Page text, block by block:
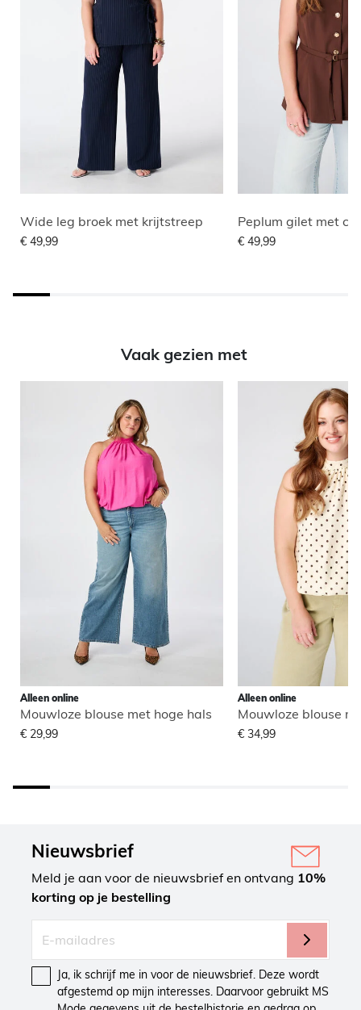
Wide leg broek met krijtstreep
€ 49,99
Peplum gilet met
€ 49,99
Vaak gezien met
Alleen online
Mouwloze blouse met hoge hals
€ 29,99
Alleen online
Mouwloze blouse
€ 34,99
Nieuwsbrief
Meld je aan voor de nieuwsbrief en ontvang 10%
korting op je bestelling
Ja, ik schrijf me in voor de nieuwsbrief. Deze wordt
afgestemd op mijn interesses. Daarvoor gebruikt MS